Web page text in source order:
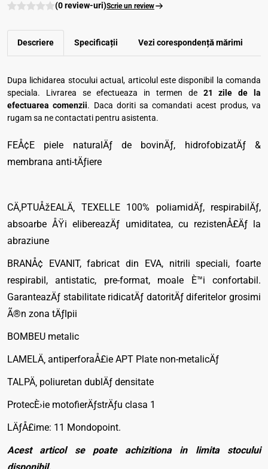
(0 review-uri)Scrie un review
Descriere Specificații Vezi corespondenţă mărimi
Dupa lichidarea stocului actual, articolul este disponibil la comanda
speciala. Livrarea se efectueaza in termen de 21 zile de la
efectuarea comenzii. Daca doriti sa comandati acest produs, va
rugam sa ne contactati pentru asistenta.
FEÅ¢E piele naturalÄƒ de bovinÄƒ, hidrofobizatÄƒ &
membrana anti-tÄƒiere
CÄ‚PTUÅžEALÄ‚ TEXELLE 100% poliamidÄƒ, respirabilÄƒ,
absoarbe ÅŸi elibereazÄƒ umiditatea, cu rezistenÅ£Äƒ la
abraziune
BRANÅ¢ EVANIT, fabricat din EVA, nitrili speciali, foarte
respirabil, antistatic, pre-format, moale È™i confortabil.
GaranteazÄƒ stabilitate ridicatÄƒ datoritÄƒ diferitelor grosimi
Ã®n zona tÄƒlpii
BOMBEU metalic
LAMELÄ‚ antiperforaÅ£ie APT Plate non-metalicÄƒ
TALPÄ‚ poliuretan dublÄƒ densitate
ProtecÈ›ie motofierÄƒstrÄƒu clasa 1
LÄƒÅ£ime: 11 Mondopoint.
Acest articol se poate achizitiona in limita stocului